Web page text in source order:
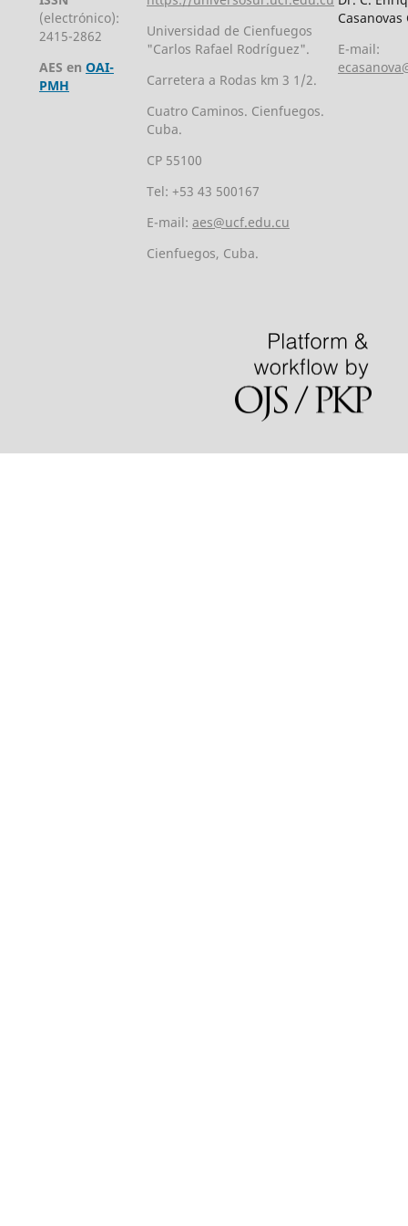
(electrónico):
2415-2862
AES en OAI-
PMH
Universidad de Cienfuegos
"Carlos Rafael Rodríguez".
Carretera a Rodas km 3 1/2.
Cuatro Caminos. Cienfuegos.
Cuba.
CP 55100
Tel: +53 43 500167
E-mail: aes@ucf.edu.cu
Cienfuegos, Cuba.
Casanovas
E-mail: